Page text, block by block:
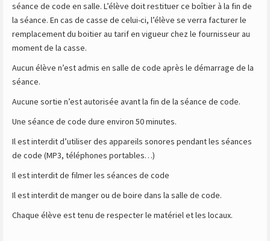
séance de code en salle. L’élève doit restituer ce boîtier à la fin de
la séance. En cas de casse de celui-ci, l’élève se verra facturer le
remplacement du boitier au tarif en vigueur chez le fournisseur au
moment de la casse.
Aucun élève n’est admis en salle de code après le démarrage de la
séance.
Aucune sortie n’est autorisée avant la fin de la séance de code.
Une séance de code dure environ 50 minutes.
Il est interdit d’utiliser des appareils sonores pendant les séances
de code (MP3, téléphones portables…)
Il est interdit de filmer les séances de code
Il est interdit de manger ou de boire dans la salle de code.
Chaque élève est tenu de respecter le matériel et les locaux.